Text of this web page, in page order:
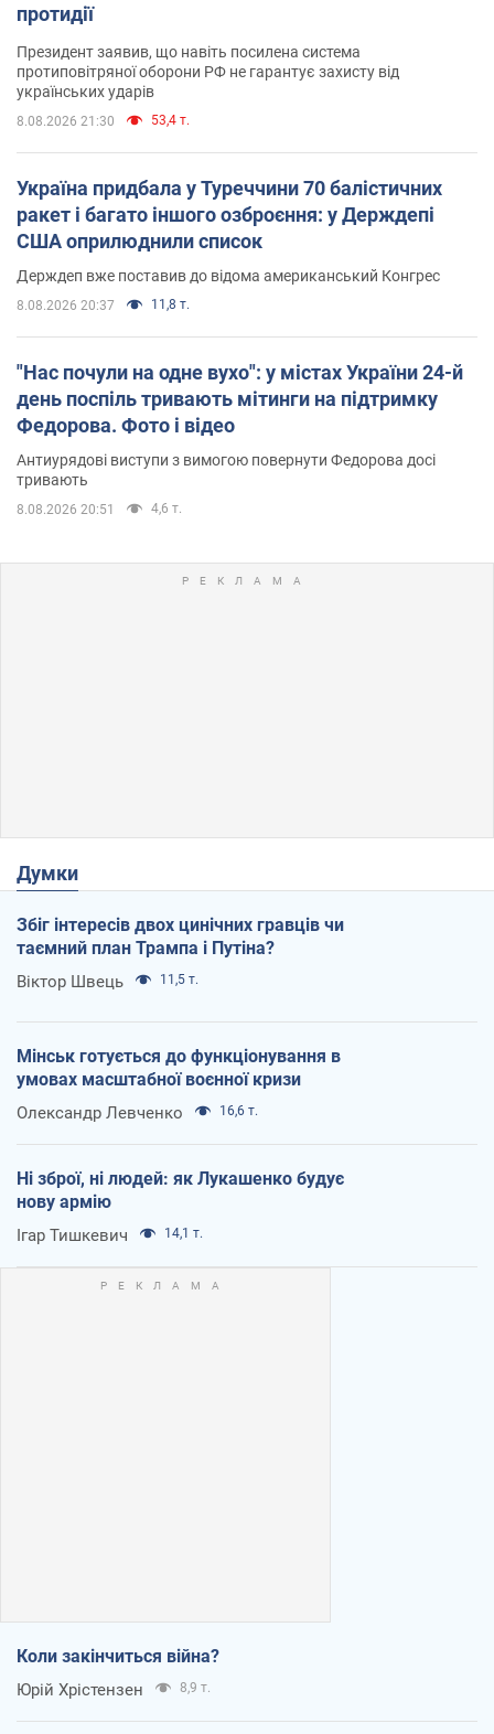
протидії
Президент заявив, що навіть посилена система
протиповітряної оборони РФ не гарантує захисту від
українських ударів
8.08.2026 21:30 53,4 т.
Україна придбала у Туреччини 70 балістичних
ракет і багато іншого озброєння: у Держдепі
США оприлюднили список
Держдеп вже поставив до відома американський Конгрес
8.08.2026 20:37 11,8 т.
"Нас почули на одне вухо": у містах України 24-й
день поспіль тривають мітинги на підтримку
Федорова. Фото і відео
Антиурядові виступи з вимогою повернути Федорова досі
тривають
8.08.2026 20:51 4,6 т.
Думки
Збіг інтересів двох цинічних гравців чи
таємний план Трампа і Путіна?
Віктор Швець 11,5 т.
Мінськ готується до функціонування в
умовах масштабної воєнної кризи
Олександр Левченко 16,6 т.
Ні зброї, ні людей: як Лукашенко будує
нову армію
Ігар Тишкевич 14,1 т.
Коли закінчиться війна?
Юрій Хрістензен 8,9 т.